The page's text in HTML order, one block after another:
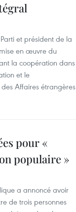
et président de la
en œuvre du
la coopération dans
et le
Affaires étrangères
pour «
populaire »
a annoncé avoir
de trois personnes